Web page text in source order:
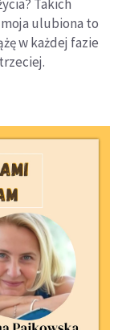
Takich
ulubiona to
w każdej fazie